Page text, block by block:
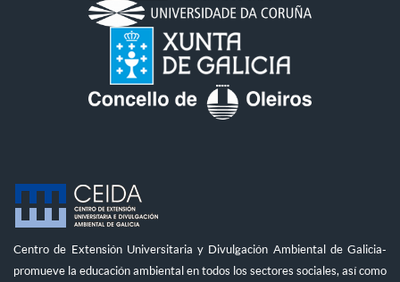
Centro de Extensión Universitaria y Divulgación Ambiental de Galicia-
promueve la educación ambiental en todos los sectores sociales, así como